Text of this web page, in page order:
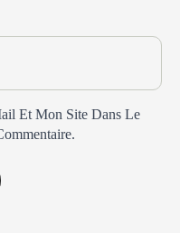
Et Mon Site Dans Le